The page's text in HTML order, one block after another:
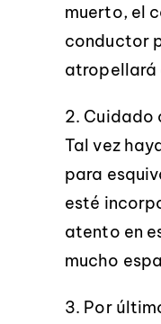
muerto, el
conductor
atropellará
2. Cuidado
Tal vez
para
esté
atento en
mucho
3. Por